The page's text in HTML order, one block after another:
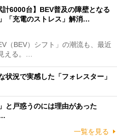
計6000台】BEV普及の障壁となる
「充電のストレス」解消…
（BEV）シフト」の潮流も、最近
える。…
状況で実感した「フォレスター」
と戸惑うのには理由があった
一覧を見る